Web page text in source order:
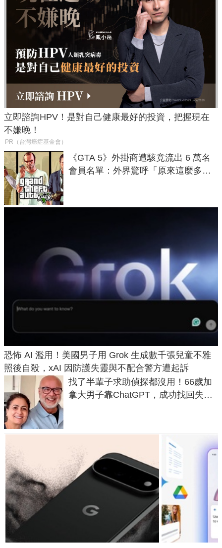
立即諮詢HPV！是對自己健康最好的投資，把握現在
不嫌晚！
PR（台灣癌症基金會）
《GTA 5》外掛商遭駭竟流出 6 萬名
會員名單：外界驚呼「原來這麼多人
恐怖 AI 濫用！美國男子用 Grok 生成數千張兒童不雅
照後自殺，xAI 因防護失靈與不配合警方遭起訴
找了半輩子求助偵探都沒用！66歲加
拿大男子靠ChatGPT，成功找回失散